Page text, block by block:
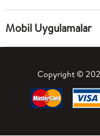
Mobil Uygulamalar
Copyright ©